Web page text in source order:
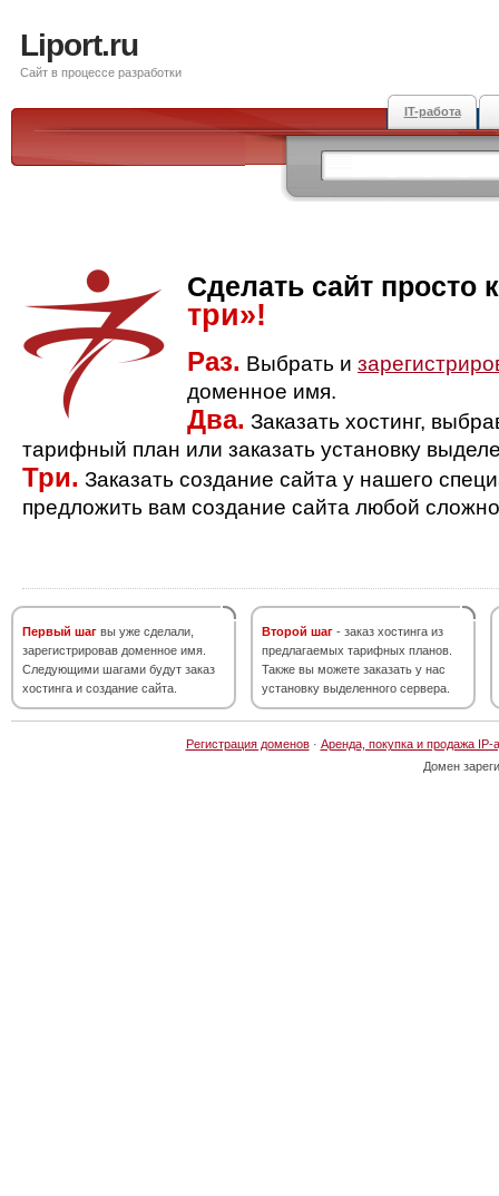
Liport.ru
Сайт в процессе разработки
IT-работа
Сделать сайт просто
три»!
Раз. Выбрать и
доменное имя.
Два. Заказать хостинг,
тарифный план или заказать установку
Три. Заказать создание сайта у нашего
предложить вам создание сайта любой
Первый шаг вы уже сделали,
зарегистрировав доменное имя.
Следующими шагами будут заказ
хостинга и создание сайта.
Второй шаг - заказ хостинга из
предлагаемых тарифных планов.
Также вы можете заказать у нас
установку выделенного сервера.
Регистрация доменов· Аренда, покупка и продажа IP-
Домен